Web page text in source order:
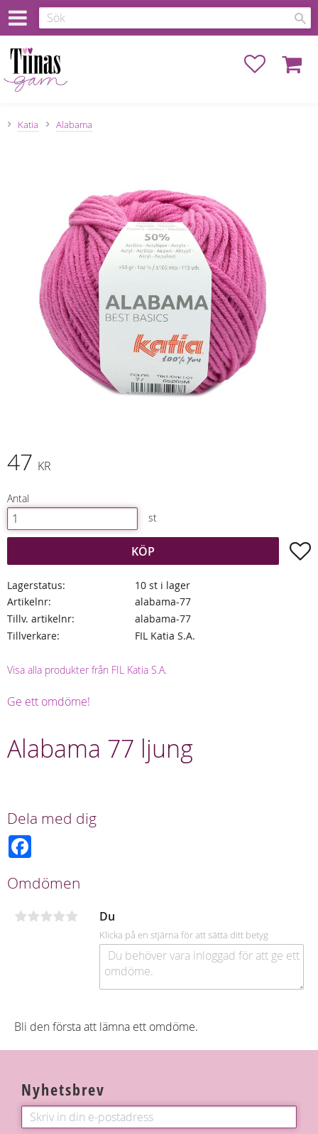
Favoriter
Katia Alabama
47 KR
Antal
st
KÖP
Lagerstatus
10 st i lager
Artikelnr
alabama-77
Tillv. artikelnr
alabama-77
Tillverkare
FIL Katia S.A.
Visa alla produkter från FIL Katia S.A.
Ge ett omdöme!
Alabama 77 ljung
Dela med dig
b
o
k
Omdömen
Du
Klicka på en stjärna för att sätta ditt betyg
Bli den första att lämna ett omdöme.
Nyhetsbrev